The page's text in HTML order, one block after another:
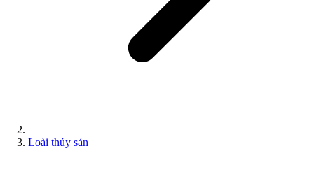
Loài thủy sản